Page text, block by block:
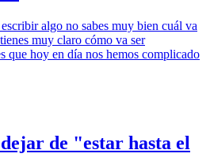
algo no sabes muy bien cuál va
muy claro cómo va ser
que hoy en día nos hemos complicado
de "estar hasta el